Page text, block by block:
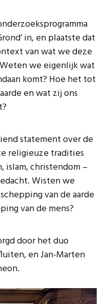
in, en plaatste dat
van wat we deze
we eigenlijk wat
komt? Hoe het tot
en wat zij ons
statement over de
religieuze tradities
islam, christendom –
Wisten we
van de aarde
van de mens?
door het duo
en Jan-Marten